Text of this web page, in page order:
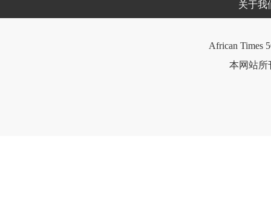
关于我
African Times
本网站所